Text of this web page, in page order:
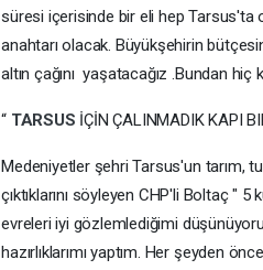
süresi içerisinde bir eli hep Tarsus'ta
anahtarı olacak. Büyükşehirin
altın çağını yaşatacağız .Bundan
“ TARSUS İÇİN ÇALINMADIK KAPI
Medeniyetler şehri Tarsus'un tarım,
çıktıklarını söyleyen CHP'li Boltaç "
evreleri iyi gözlemlediğimi
hazırlıklarımı yaptım. Her şeyden